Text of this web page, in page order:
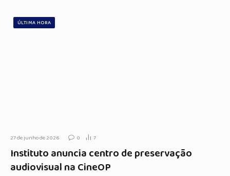
ÚLTIMA HORA
27 de junho de 2026 0 7
Instituto anuncia centro de preservação
audiovisual na CineOP